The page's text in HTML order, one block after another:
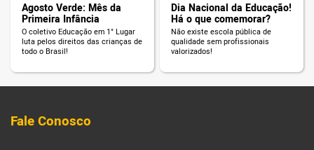
Agosto Verde: Mês da
Primeira Infância
O coletivo Educação em 1° Lugar
luta pelos direitos das crianças de
todo o Brasil!
Dia Nacional da Educação!
Há o que comemorar?
Não existe escola pública de
qualidade sem profissionais
valorizados!
Fale Conosco